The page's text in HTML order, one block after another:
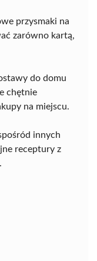
przysmaki na
zarówno kartą,
do domu
chętnie
na miejscu.
innych
receptury z